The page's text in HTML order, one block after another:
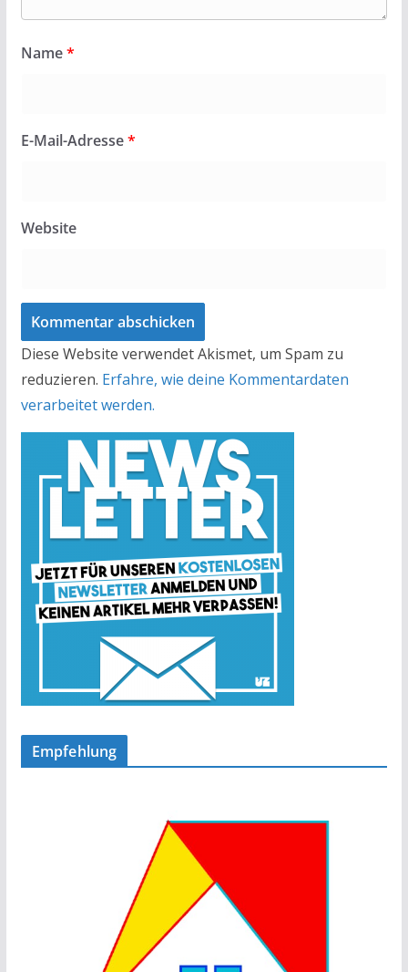
Name*
E-Mail-Adresse*
Website
Diese Website verwendet Akismet, um Spam zu
reduzieren. Erfahre, wie deine Kommentardaten
verarbeitet werden.
Empfehlung